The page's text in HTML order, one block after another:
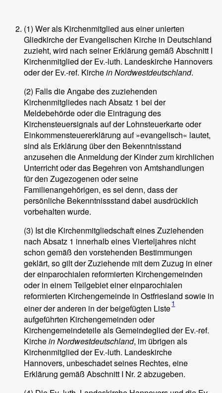
(1) Wer als Kirchenmitglied aus einer unierten
Gliedkirche der Evangelischen Kirche in Deutschland
zuzieht, wird nach seiner Erklärung gemäß Abschnitt I
Kirchenmitglied der Ev.-luth. Landeskirche Hannovers
oder der Ev.-ref. Kirchein Nordwestdeutschland.
(2) Falls die Angabe des zuziehenden
Kirchenmitgliedes nach Absatz 1 bei der
Meldebehörde oder die Eintragung des
Kirchensteuersignals auf der Lohnsteuerkarte oder
Einkommensteuererklärung auf »evangelisch« lautet,
sind als Erklärung über den Bekenntnisstand
anzusehen die Anmeldung der Kinder zum kirchlichen
Unterricht oder das Begehren von Amtshandlungen
für den Zugezogenen oder seine
Familienangehörigen, es sei denn, dass der
persönliche Bekenntnissstand dabei ausdrücklich
vorbehalten wurde.
(3) Ist die Kirchenmitgliedschaft eines Zuziehenden
nach Absatz 1 innerhalb eines Vierteljahres nicht
schon gemäß den vorstehenden Bestimmungen
geklärt, so gilt der Zuziehende mit dem Zuzug in einer
der einparochialen reformierten Kirchengemeinden
oder in einem Teilgebiet einer einparochialen
reformierten Kirchengemeinde in Ostfriesland sowie in
einer der anderen in der beigefügten Liste1
aufgeführten Kirchengemeinden oder
Kirchengemeindeteile als Gemeindeglied der Ev.-ref.
Kirchein Nordwestdeutschland, im übrigen als
Kirchenmitglied der Ev.-luth. Landeskirche
Hannovers, unbeschadet seines Rechtes, eine
Erklärung gemäß Abschnitt I Nr. 2 abzugeben.